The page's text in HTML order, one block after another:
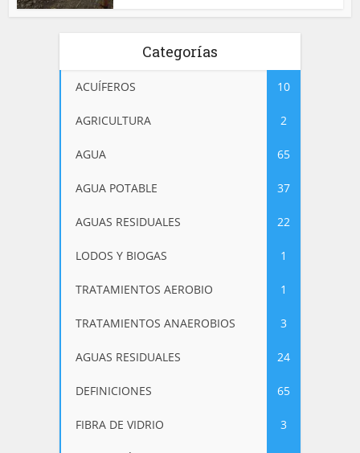
Categorías
ACUÍFEROS 10
AGRICULTURA 2
AGUA 65
AGUA POTABLE 37
AGUAS RESIDUALES 22
LODOS Y BIOGAS 1
TRATAMIENTOS AEROBIO 1
TRATAMIENTOS ANAEROBIOS 3
AGUAS RESIDUALES 24
DEFINICIONES 65
FIBRA DE VIDRIO 3